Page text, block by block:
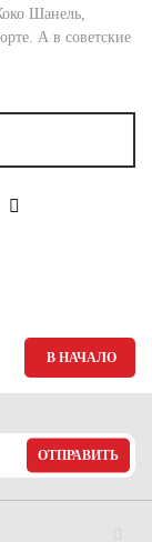
Шанель,
А в советские
В НАЧАЛО
ОТПРАВИТЬ